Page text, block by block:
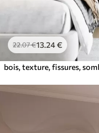
22.07€13 .24€